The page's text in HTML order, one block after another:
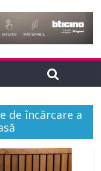
de încărcare a